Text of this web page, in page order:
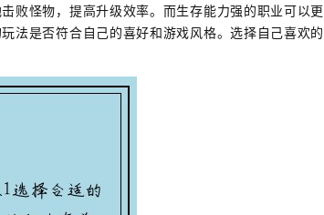
败怪物，提高升级效率。而生存能力强的职业可以更
法是否符合自己的喜好和游戏风格。选择自己喜欢的